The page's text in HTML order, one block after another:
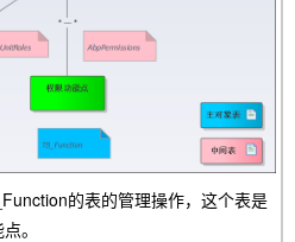
的表的管理操作，这个表是
。